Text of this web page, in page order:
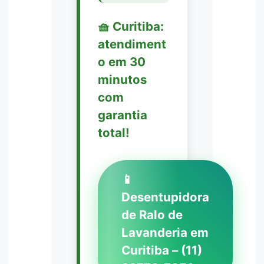
🧺 Curitiba:
atendiment
o em 30
minutos
com
garantia
total!
📱
Desentupidora
de Ralo de
Lavanderia em
Curitiba – (11)